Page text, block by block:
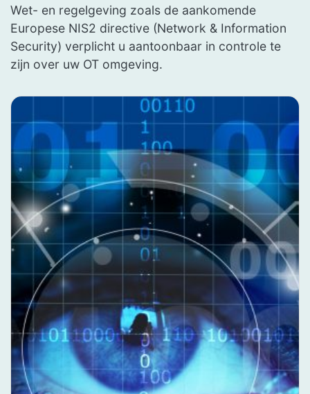
Wet- en regelgeving zoals de aankomende
Europese NIS2 directive (Network & Information
Security) verplicht u aantoonbaar in controle te
zijn over uw OT omgeving.